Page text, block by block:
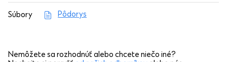
Súbory Pôdorys
Nemôžete sa rozhodnúť alebo chcete niečo iné?